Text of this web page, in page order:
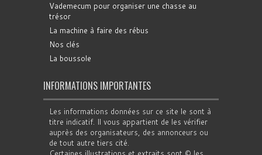
Vademecum pour organiser une chasse au
trésor
La machine à faire des rébus
Nos clés
La boussole
INFORMATIONS IMPORTANTES
Les informations données sur ce site le sont à
titre indicatif. Il vous appartient de les vérifier
auprès des organisateurs, des annonceurs ou
de tout autre tiers cité.